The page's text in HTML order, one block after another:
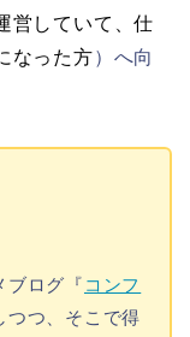
営していて、仕
なった方）へ向
ブログ『 コンフ
つつ、そこで得